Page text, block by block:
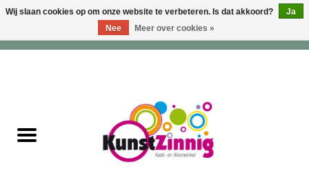
Wonen & Lifestyle
Wij slaan cookies op om onze website te verbeteren. Is dat akkoord?
Ja
Nee
Meer over cookies »